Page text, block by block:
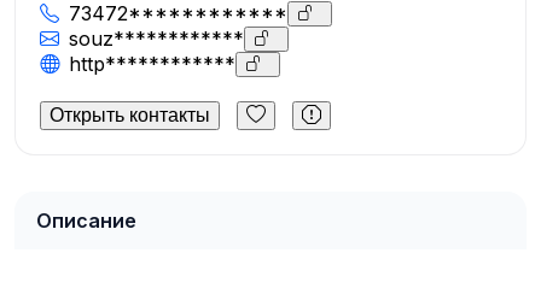
73472************
souz************
http************
Открыть контакты
Описание